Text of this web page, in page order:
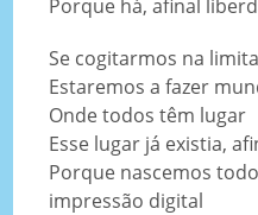
Porque há, afinal
Se cogitarmos na
Estaremos a fazer
Onde todos têm lugar
Esse lugar já existia,
Porque nascemos
impressão digital